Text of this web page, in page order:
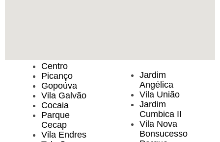
Centro
Picanço
Gopoúva
Vila Galvão
Cocaia
Parque
Cecap
Vila Endres
Jardim
Angélica
Vila União
Jardim
Cumbica II
Vila Nova
Bonsucesso